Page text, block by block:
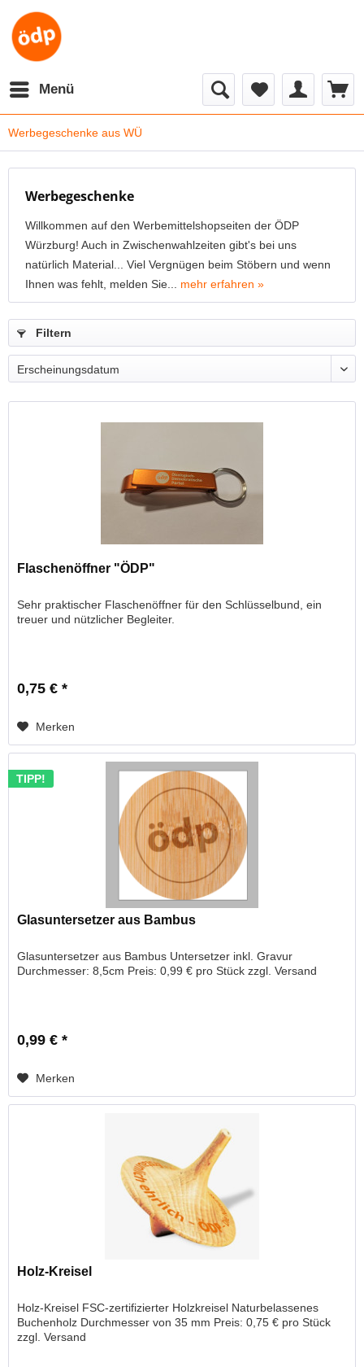
Menü
Werbegeschenke aus WÜ
Werbegeschenke
Willkommen auf den Werbemittelshopseiten der ÖDP
Würzburg! Auch in Zwischenwahlzeiten gibt's bei uns
natürlich Material... Viel Vergnügen beim Stöbern und wenn
Ihnen was fehlt, melden Sie... mehr erfahren »
Filtern
Flaschenöffner "ÖDP"
Sehr praktischer Flaschenöffner für den Schlüsselbund, ein
treuer und nützlicher Begleiter.
0,75 € *
Merken
TIPP!
Glasuntersetzer aus Bambus
Glasuntersetzer aus Bambus Untersetzer inkl. Gravur
Durchmesser: 8,5cm Preis: 0,99 € pro Stück zzgl. Versand
0,99 € *
Merken
Holz-Kreisel
Holz-Kreisel FSC-zertifizierter Holzkreisel Naturbelassenes
Buchenholz Durchmesser von 35 mm Preis: 0,75 € pro Stück
zzgl. Versand